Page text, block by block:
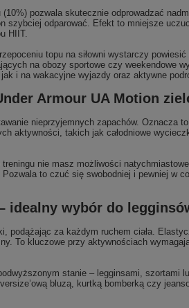
pozwala skutecznie odprowadzać
szybciej odparować. Efekt to mniejsze
HIIT.
topu na siłowni wystarczy
na obozy sportowe czy weekendowe
i na wakacyjne wyjazdy oraz aktywne
Armour UA Motion
nieprzyjemnych zapachów. Oznacza
takich jak całodniowe
nie masz możliwości
to czuć się swobodniej i pewniej w
idealny wybór do
za każdym ruchem ciała.
To kluczowe przy aktywnościach
stanie – legginsami,
bluzą, kurtką bomberką czy